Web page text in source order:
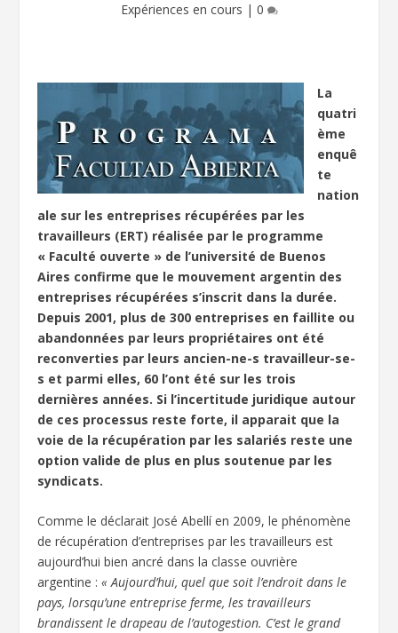
Expériences en cours | 0
La
quatri
ème
enquê
te
nation
ale sur les entreprises récupérées par les
travailleurs (ERT) réalisée par le programme
« Faculté ouverte » de l’université de Buenos
Aires confirme que le mouvement argentin des
entreprises récupérées s’inscrit dans la durée.
Depuis 2001, plus de 300 entreprises en faillite ou
abandonnées par leurs propriétaires ont été
reconverties par leurs ancien-ne-s travailleur-se-
s et parmi elles, 60 l’ont été sur les trois
dernières années. Si l’incertitude juridique autour
de ces processus reste forte, il apparait que la
voie de la récupération par les salariés reste une
option valide de plus en plus soutenue par les
syndicats.
Comme le déclarait José Abellí en 2009, le phénomène
de récupération d’entreprises par les travailleurs est
aujourd’hui bien ancré dans la classe ouvrière
argentine :« Aujourd’hui, quel que soit l’endroit dans le
pays, lorsqu’une entreprise ferme, les travailleurs
brandissent le drapeau de l’autogestion. C’est le grand